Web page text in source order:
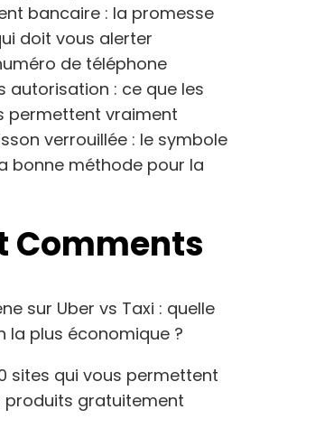
bancaire : la promesse
doit vous alerter
de téléphone
autorisation : ce que les
permettent vraiment
verrouillée : le symbole
bonne méthode pour la
Comments
sur Uber vs Taxi : quelle
la plus économique ?
sites qui vous permettent
produits gratuitement